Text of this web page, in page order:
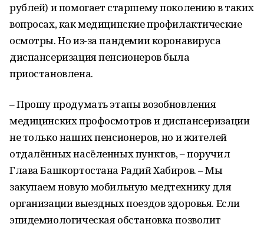
рублей) и помогает старшему поколению в таких
вопросах, как медицинские профилактические
осмотры. Но из-за пандемии коронавируса
диспансеризация пенсионеров была
приостановлена.
– Прошу продумать этапы возобновления
медицинских профосмотров и диспансеризации
не только наших пенсионеров, но и жителей
отдалённых насёленных пунктов, – поручил
Глава Башкортостана Радий Хабиров. – Мы
закупаем новую мобильную медтехнику для
организации выездных поездов здоровья. Если
эпидемиологическая обстановка позволит